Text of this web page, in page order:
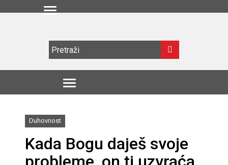
Duhovnost
Kada Bogu daješ svoje